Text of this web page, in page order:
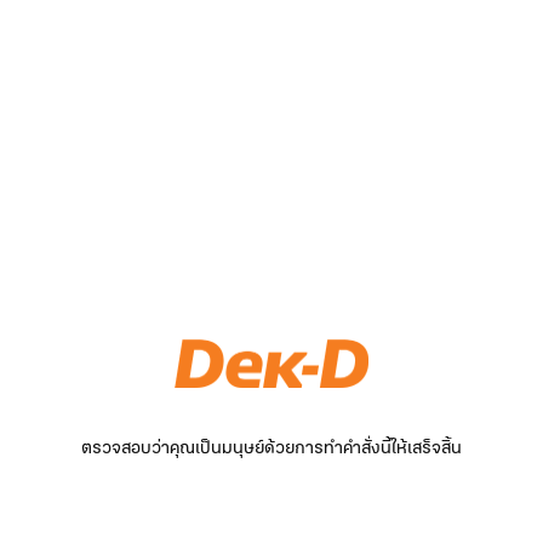
ตรวจสอบว่าคุณเป็นมนุษย์ด้วยการทำคำสั่งนี้ให้เสร็จสิ้น